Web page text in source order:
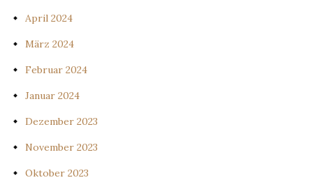
April 2024
März 2024
Februar 2024
Januar 2024
Dezember 2023
November 2023
Oktober 2023